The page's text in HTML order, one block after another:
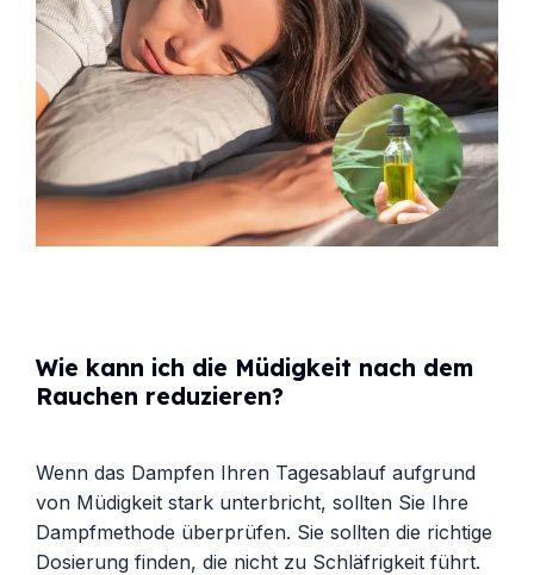
Wie kann ich die Müdigkeit nach dem
Rauchen reduzieren?
Wenn das Dampfen Ihren Tagesablauf aufgrund
von Müdigkeit stark unterbricht, sollten Sie Ihre
Dampfmethode überprüfen. Sie sollten die richtige
Dosierung finden, die nicht zu Schläfrigkeit führt.